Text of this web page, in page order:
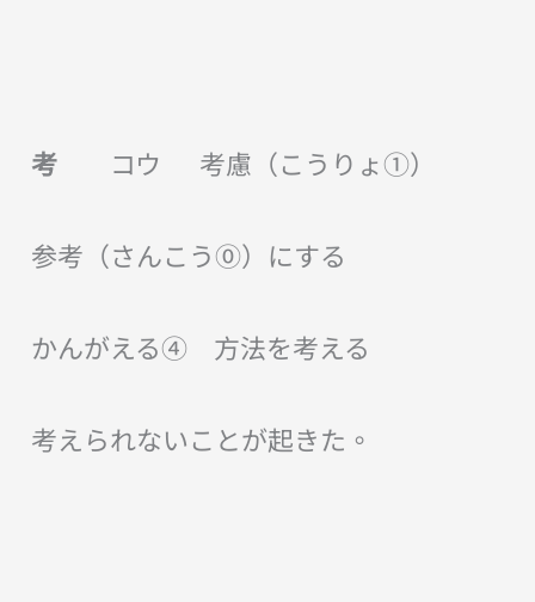
考コウ 考慮（こうりょ①）
参考（さんこう⓪）にする
かんがえる④ 方法を考える
考えられないことが起きた。